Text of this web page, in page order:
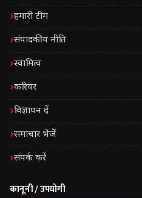
हमारी टीम
संपादकीय नीति
स्वामित्व
करियर
विज्ञापन दें
समाचार भेजें
संपर्क करें
कानूनी / उपयोगी